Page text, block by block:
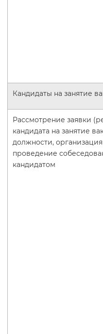
Кандидаты на занятие
Рассмотрение заявки
кандидата на занятие
должности,
проведение
кандидатом